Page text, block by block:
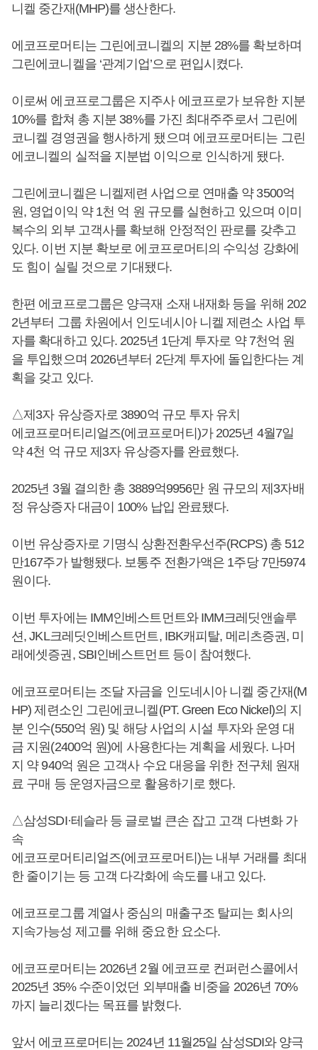
니켈 중간재(MHP)를 생산한다.
에코프로머티는 그린에코니켈의 지분 28%를 확보하며
그린에코니켈을 ‘관계기업’으로 편입시켰다.
이로써 에코프로그룹은 지주사 에코프로가 보유한 지분
10%를 합쳐 총 지분 38%를 가진 최대주주로서 그린에
코니켈 경영권을 행사하게 됐으며 에코프로머티는 그린
에코니켈의 실적을 지분법 이익으로 인식하게 됐다.
그린에코니켈은 니켈제련 사업으로 연매출 약 3500억
원, 영업이익 약 1천 억 원 규모를 실현하고 있으며 이미
복수의 외부 고객사를 확보해 안정적인 판로를 갖추고
있다. 이번 지분 확보로 에코프로머티의 수익성 강화에
도 힘이 실릴 것으로 기대됐다.
한편 에코프로그룹은 양극재 소재 내재화 등을 위해 202
2년부터 그룹 차원에서 인도네시아 니켈 제련소 사업 투
자를 확대하고 있다. 2025년 1단계 투자로 약 7천억 원
을 투입했으며 2026년부터 2단계 투자에 돌입한다는 계
획을 갖고 있다.
△제3자 유상증자로 3890억 규모 투자 유치
에코프로머티리얼즈(에코프로머티)가 2025년 4월7일
약 4천 억 규모 제3자 유상증자를 완료했다.
2025년 3월 결의한 총 3889억9956만 원 규모의 제3자배
정 유상증자 대금이 100% 납입 완료됐다.
이번 유상증자로 기명식 상환전환우선주(RCPS) 총 512
만167주가 발행됐다. 보통주 전환가액은 1주당 7만5974
원이다.
이번 투자에는 IMM인베스트먼트와 IMM크레딧앤솔루
션, JKL크레딧인베스트먼트, IBK캐피탈, 메리츠증권, 미
래에셋증권, SBI인베스트먼트 등이 참여했다.
에코프로머티는 조달 자금을 인도네시아 니켈 중간재(M
HP) 제련소인 그린에코니켈(PT. Green Eco Nickel)의 지
분 인수(550억 원) 및 해당 사업의 시설 투자와 운영 대
금 지원(2400억 원)에 사용한다는 계획을 세웠다. 나머
지 약 940억 원은 고객사 수요 대응을 위한 전구체 원재
료 구매 등 운영자금으로 활용하기로 했다.
△삼성SDI·테슬라 등 글로벌 큰손 잡고 고객 다변화 가
속
에코프로머티리얼즈(에코프로머티)는 내부 거래를 최대
한 줄이기는 등 고객 다각화에 속도를 내고 있다.
에코프로그룹 계열사 중심의 매출구조 탈피는 회사의
지속가능성 제고를 위해 중요한 요소다.
에코프로머티는 2026년 2월 에코프로 컨퍼런스콜에서
2025년 35% 수준이었던 외부매출 비중을 2026년 70%
까지 늘리겠다는 목표를 밝혔다.
앞서 에코프로머티는 2024년 11월25일 삼성SDI와 양극